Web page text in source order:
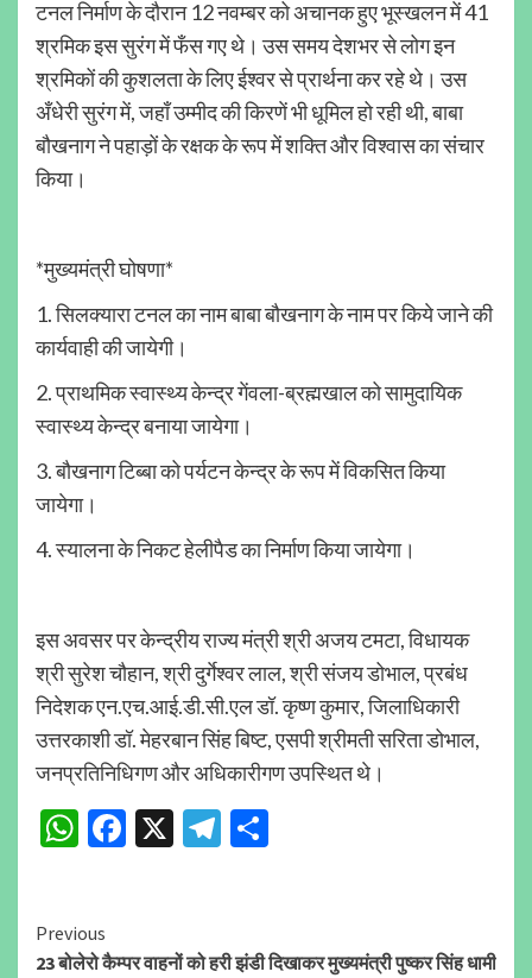
टनल निर्माण के दौरान 12 नवम्बर को अचानक हुए भूस्खलन में 41
श्रमिक इस सुरंग में फँस गए थे। उस समय देशभर से लोग इन
श्रमिकों की कुशलता के लिए ईश्वर से प्रार्थना कर रहे थे। उस
अँधेरी सुरंग में, जहाँ उम्मीद की किरणें भी धूमिल हो रही थी, बाबा
बौखनाग ने पहाड़ों के रक्षक के रूप में शक्ति और विश्वास का संचार
किया।
*मुख्यमंत्री घोषणा*
1. सिलक्यारा टनल का नाम बाबा बौखनाग के नाम पर किये जाने की
कार्यवाही की जायेगी।
2. प्राथमिक स्वास्थ्य केन्द्र गेंवला-ब्रह्मखाल को सामुदायिक
स्वास्थ्य केन्द्र बनाया जायेगा।
3. बौखनाग टिब्बा को पर्यटन केन्द्र के रूप में विकसित किया
जायेगा।
4. स्यालना के निकट हेलीपैड का निर्माण किया जायेगा।
इस अवसर पर केन्द्रीय राज्य मंत्री श्री अजय टमटा, विधायक
श्री सुरेश चौहान, श्री दुर्गेश्वर लाल, श्री संजय डोभाल, प्रबंध
निदेशक एन.एच.आई.डी.सी.एल डॉ. कृष्ण कुमार, जिलाधिकारी
उत्तरकाशी डॉ. मेहरबान सिंह बिष्ट, एसपी श्रीमती सरिता डोभाल,
जनप्रतिनिधिगण और अधिकारीगण उपस्थित थे।
WhatsApp
Facebook
X Telegram
Continue
Previous
23 बोलेरो कैम्पर वाहनों को हरी झंडी दिखाकर मुख्यमंत्री पुष्कर सिंह धामी